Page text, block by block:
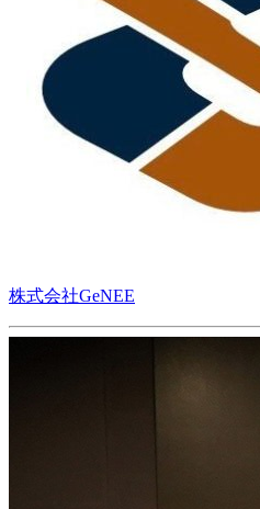
株式会社GeNEE